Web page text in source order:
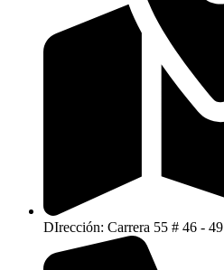
DIrección: Carrera 55 # 46 - 49